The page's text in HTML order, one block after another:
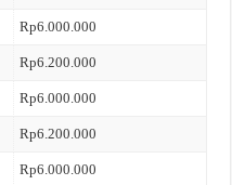
Rp6.000.000
Rp6.200.000
Rp6.000.000
Rp6.200.000
Rp6.000.000